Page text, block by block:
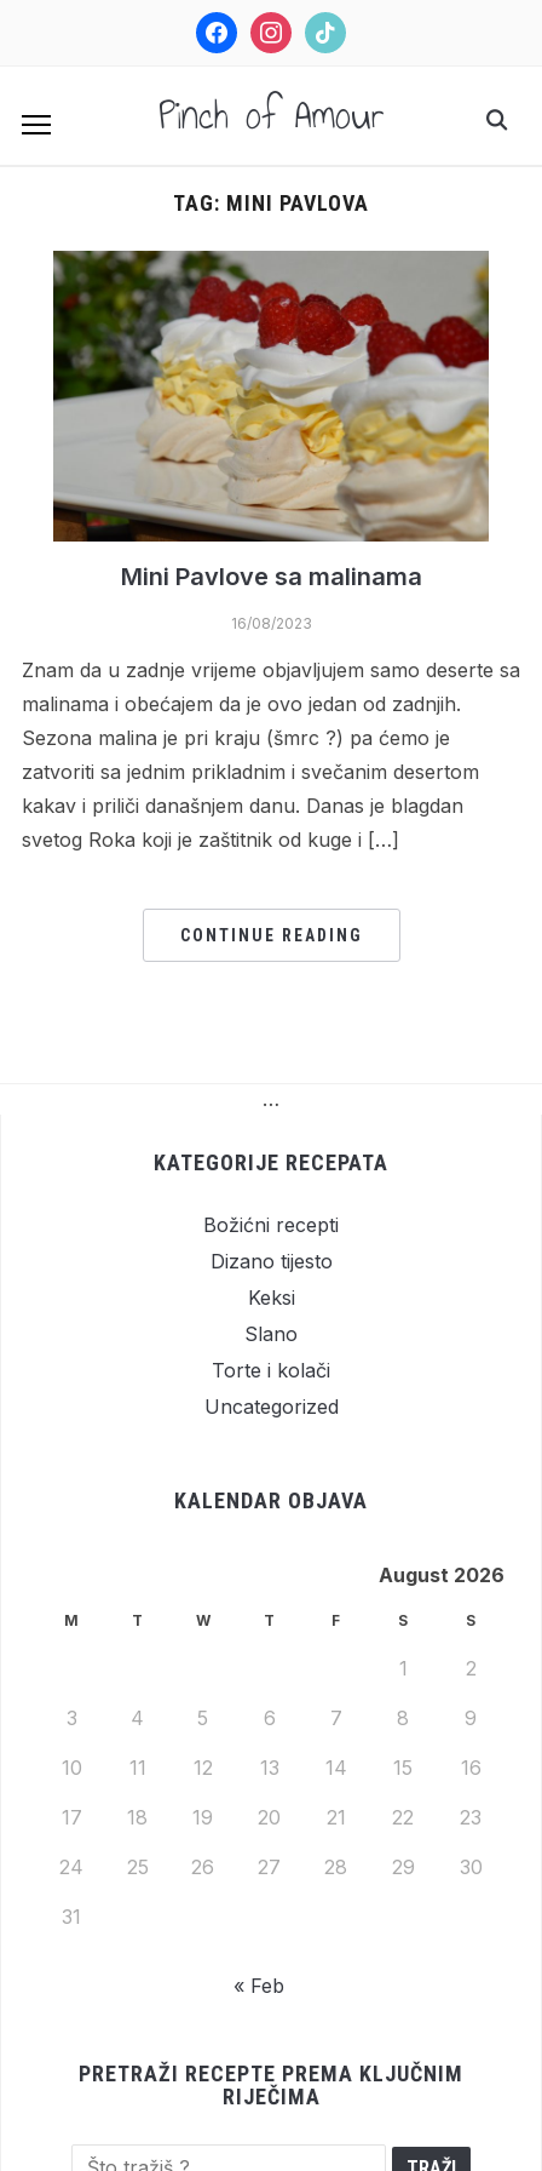
facebookinstagramtiktok
Pinch of Amour
TAG: MINI PAVLOVA
Mini Pavlove sa malinama
16/08/2023
Znam da u zadnje vrijeme objavljujem samo deserte sa
malinama i obećajem da je ovo jedan od zadnjih.
Sezona malina je pri kraju (šmrc ?) pa ćemo je
zatvoriti sa jednim prikladnim i svečanim desertom
kakav i priliči današnjem danu. Danas je blagdan
svetog Roka koji je zaštitnik od kuge i […]
CONTINUE READING
…
KATEGORIJE RECEPATA
Božićni recepti
Dizano tijesto
Keksi
Slano
Torte i kolači
Uncategorized
KALENDAR OBJAVA
August 2026
M T W T F S S
1 2
3 4 5 6 7 8 9
10 11 12 13 14 15 16
17 18 19 20 21 22 23
24 25 26 27 28 29 30
31
« Feb
PRETRAŽI RECEPTE PREMA KLJUČNIM
RIJEČIMA